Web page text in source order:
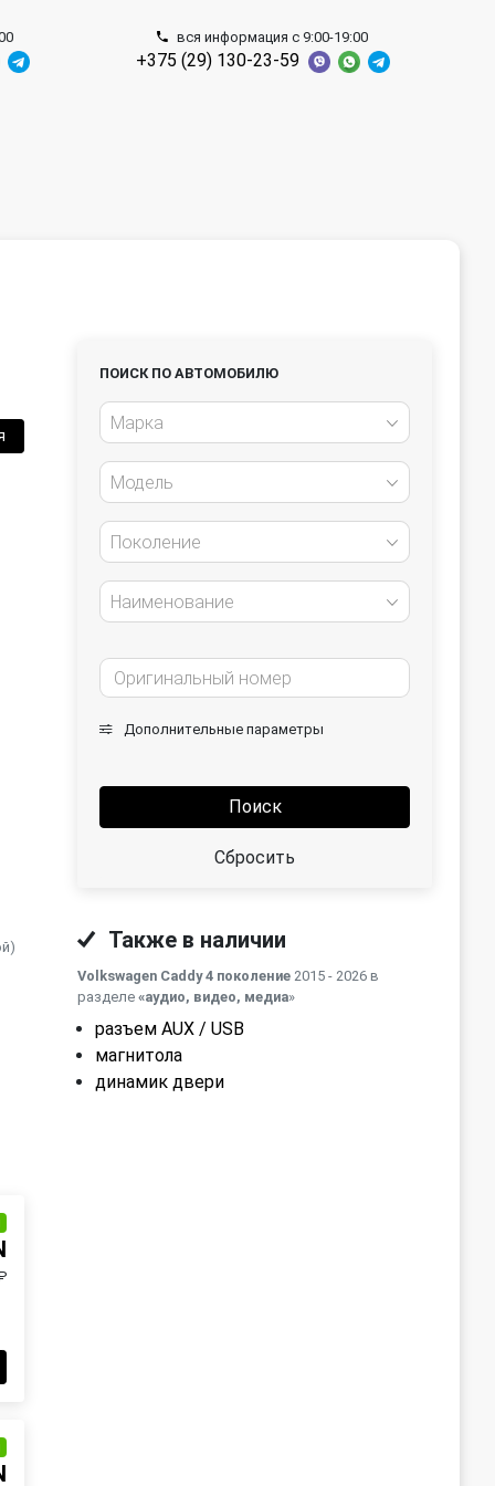
вся информация с 9:00-19:00
+375 (29) 130-23-59
ПОИСК ПО АВТОМОБИЛЮ
Марка
Модель
Поколение
Наименование
Дополнительные параметры
Поиск
Сбросить
Также в наличии
Volkswagen Caddy 4 поколение 2015 - 2026 в
разделе «аудио, видео, медиа»
разъем AUX / USB
магнитола
динамик двери